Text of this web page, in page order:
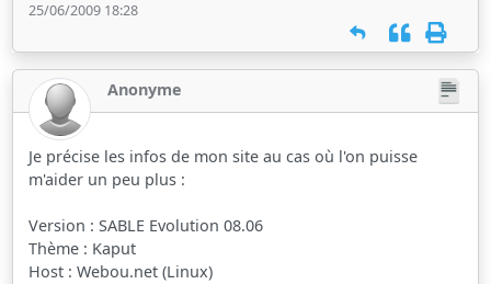
25/06/2009 18:28
Anonyme
Je précise les infos de mon site au cas où l'on puisse
m'aider un peu plus :
Version : SABLE Evolution 08.06
Thème : Kaput
Host : Webou.net (Linux)